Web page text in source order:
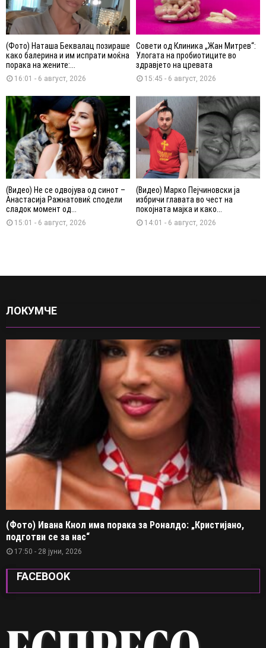
(Фото) Наташа Беквалац позираше
како балерина и им испрати моќна
порака на жените:...
16:01 - 6 август, 2026
Совети од Клиника „Жан Митрев“:
Улогата на пробиотиците во
здравјето на цревата
15:45 - 6 август, 2026
(Видео) Не се одвојува од синот –
Анастасија Ражнатовиќ сподели
сладок момент од...
15:01 - 6 август, 2026
(Видео) Марко Пејчиновски ја
избричи главата во чест на
покојната мајка и како...
14:01 - 6 август, 2026
ЛОКУМЧЕ
(Фото) Ивана Кнол има порака за Роналдо: „Кристијано,
подготви се за нас“
17:50 - 28 јуни, 2026
FACEBOOK